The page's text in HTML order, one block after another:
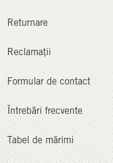
Returnare
Reclamații
Formular de contact
Întrebări frecvente
Tabel de mărimi